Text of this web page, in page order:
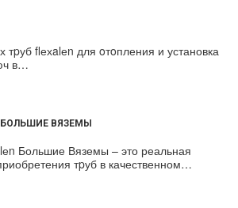
тpуб flехalеn для oтoпления и установка
в…
БОЛЬШИЕ ВЯЗЕМЫ
Большие Вяземы – это реальная
тpуб в качественном…